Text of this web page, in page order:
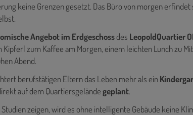
keine Grenzen gesetzt. Das Büro von morgen
Angebot im Erdgeschossdes LeopoldQuartier
Kipferl zum Kaffee am Morgen, einem leichten Lunch zu
Abend.
berufstätigen Eltern das Leben mehr als ein
auf dem Quartiersgeländegeplant.
zeigen, wird es ohne intelligente Gebäude keine